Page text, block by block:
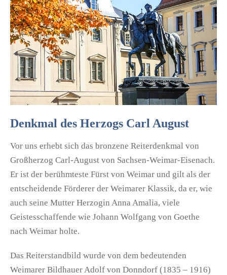
Denkmal des Herzogs Carl August
Vor uns erhebt sich das bronzene Reiterdenkmal von
Großherzog Carl-August von Sachsen-Weimar-Eisenach.
Er ist der berühmteste Fürst von Weimar und gilt als der
entscheidende Förderer der Weimarer Klassik, da er, wie
auch seine Mutter Herzogin Anna Amalia, viele
Geistesschaffende wie Johann Wolfgang von Goethe
nach Weimar holte.
Das Reiterstandbild wurde von dem bedeutenden
Weimarer Bildhauer Adolf von Donndorf (1835 – 1916)